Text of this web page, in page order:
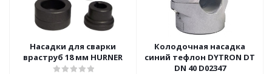
Насадки для сварки
враструб 18 мм HURNER
Колодочная насадка
синий тефлон DYTRON DT
DN 40 D02347